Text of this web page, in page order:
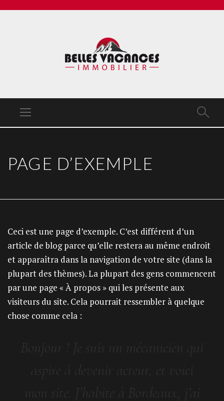
PAGE D’EXEMPLE
Ceci est une page d’exemple. C’est différent d’un
article de blog parce qu’elle restera au même endroit
et apparaîtra dans la navigation de votre site (dans la
plupart des thèmes). La plupart des gens commencent
par une page « À propos » qui les présente aux
visiteurs du site. Cela pourrait ressembler à quelque
chose comme cela :
Bonjour ! Je suis un mécanicien qui
aspire à devenir acteur, et voici
mon site. J’habite à Bordeaux, j’ai